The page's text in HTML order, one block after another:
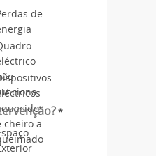
de
cheiro a
*